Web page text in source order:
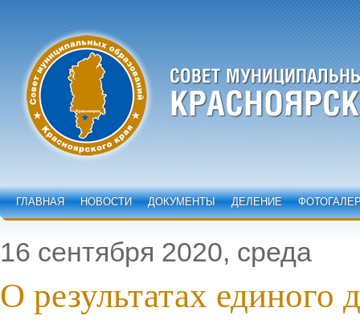
ГЛАВНАЯ НОВОСТИ ДОКУМЕНТЫ ДЕЛЕНИЕ
16 сентября 2020, среда
О результатах единого